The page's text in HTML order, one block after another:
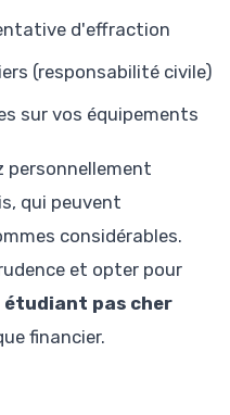
d'effraction
(responsabilité civile)
sur vos équipements
personnellement
qui peuvent
considérables.
et opter pour
pas cher
financier.